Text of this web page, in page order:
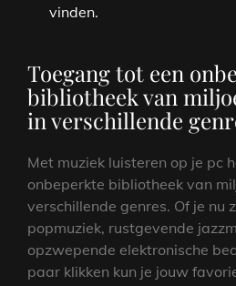
vinden.
Toegang tot een
bibliotheek van
in verschillende
Met muziek luisteren op je pc
onbeperkte bibliotheek van
verschillende genres. Of je nu
popmuziek, rustgevende
opzwepende elektronische
paar klikken kun je jouw